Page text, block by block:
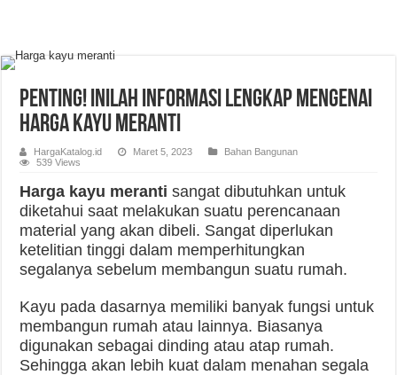
Penting! Inilah Informasi Lengkap Mengenai
Harga Kayu Meranti
HargaKatalog.id Maret 5, 2023
Bahan Bangunan
539 Views
Harga kayu meranti sangat dibutuhkan untuk
diketahui saat melakukan suatu perencanaan
material yang akan dibeli. Sangat diperlukan
ketelitian tinggi dalam memperhitungkan
segalanya sebelum membangun suatu rumah.
Kayu pada dasarnya memiliki banyak fungsi untuk
membangun rumah atau lainnya. Biasanya
digunakan sebagai dinding atau atap rumah.
Sehingga akan lebih kuat dalam menahan segala